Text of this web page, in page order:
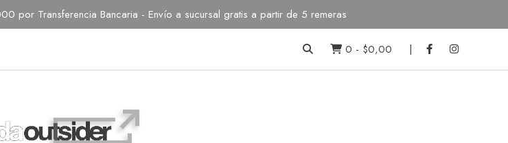
por Transferencia Bancaria - Envío a sucursal gratis a partir de 5 remeras
0 - $0,00